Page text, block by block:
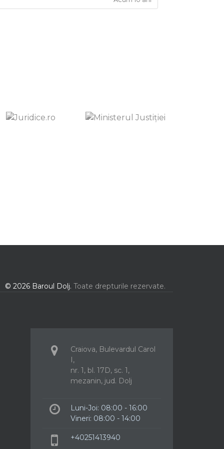
© 2026 Baroul Dolj. Toate drepturile rezervate.
Craiova, Bulevardul Carol
I,
nr. 1, bl. 17D, sc. 1,
mezanin, jud. Dolj
Luni-Joi: 08:00 - 16:00
Vineri: 08:00 - 14:00
+40251413940